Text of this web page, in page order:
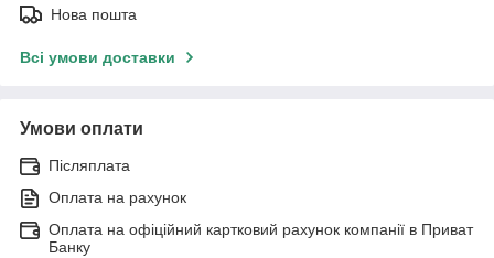
Нова пошта
Всі умови доставки
Умови оплати
Післяплата
Оплата на рахунок
Оплата на офіційний картковий рахунок компанії в Приват
Банку